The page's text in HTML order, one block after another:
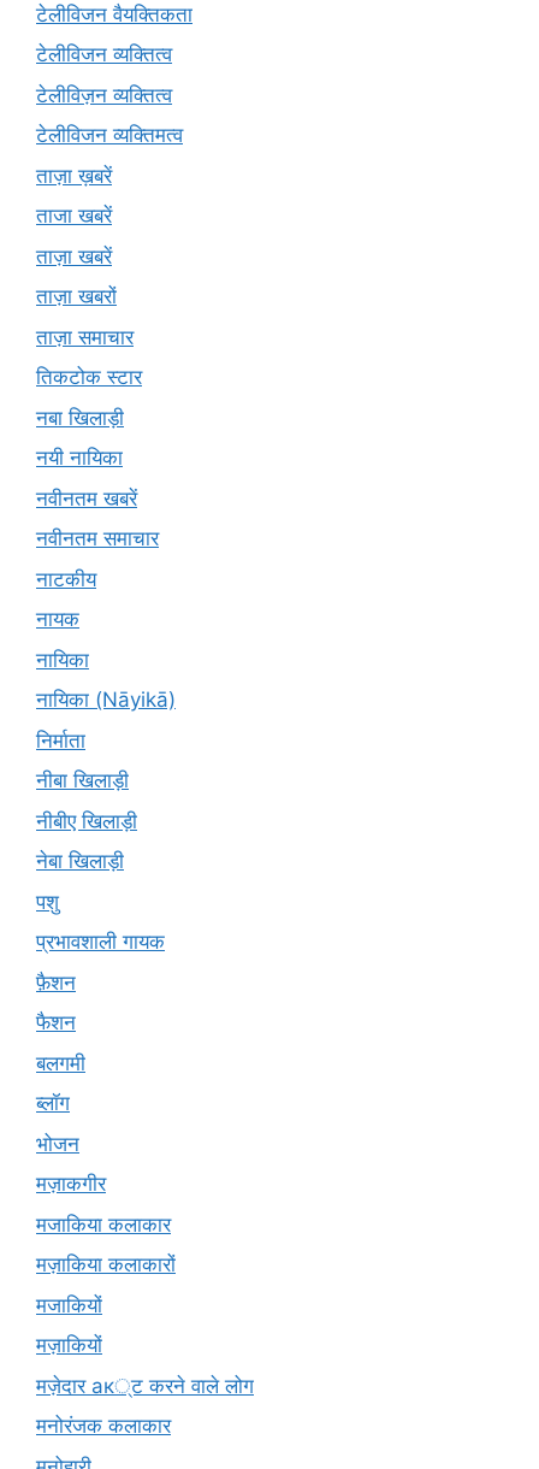
टेलीविजन वैयक्तिकता
टेलीविजन व्यक्तित्व
टेलीविज़न व्यक्तित्व
टेलीविजन व्यक्तिमत्व
ताज़ा ख़बरें
ताजा खबरें
ताज़ा खबरें
ताज़ा खबरों
ताज़ा समाचार
तिकटोक स्टार
नबा खिलाड़ी
नयी नायिका
नवीनतम खबरें
नवीनतम समाचार
नाटकीय
नायक
नायिका
नायिका (Nāyikā)
निर्माता
नीबा खिलाड़ी
नीबीए खिलाड़ी
नेबा खिलाड़ी
पशु
प्रभावशाली गायक
फ़ैशन
फैशन
बलगमी
ब्लॉग
भोजन
मज़ाकगीर
मजाकिया कलाकार
मज़ाकिया कलाकारों
मजाकियों
मज़ाकियों
मज़ेदार ак्ट करने वाले लोग
मनोरंजक कलाकार